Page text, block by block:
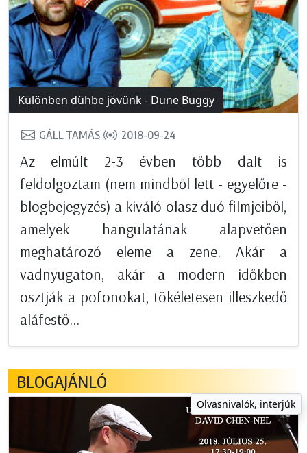
Különben dühbe jövünk - Dune Buggy
GÁLL TAMÁS 2018-09-24
Az elmúlt 2-3 évben több dalt is
feldolgoztam (nem mindből lett - egyelőre -
blogbejegyzés) a kiváló olasz duó filmjeiből,
amelyek hangulatának alapvetően
meghatározó eleme a zene. Akár a
vadnyugaton, akár a modern időkben
osztják a pofonokat, tökéletesen illeszkedő
aláfestő...
BLOGAJÁNLÓ
Olvasnivalók, interjúk